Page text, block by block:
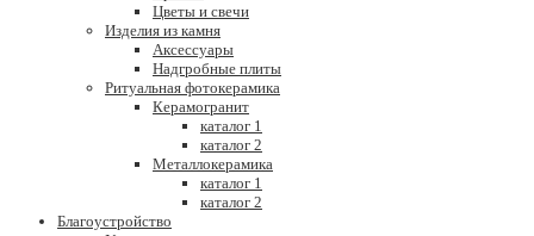
Цветы и свечи
Изделия из камня
Аксессуары
Надгробные плиты
Ритуальная фотокерамика
Керамогранит
каталог 1
каталог 2
Металлокерамика
каталог 1
каталог 2
Благоустройство